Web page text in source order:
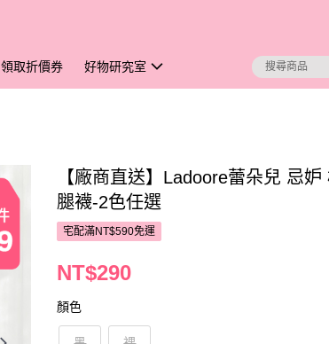
領取折價券 好物研究室
【廠商直送】Ladoore蕾朵兒 忌
腿襪-2色任選
宅配滿NT$590免運
NT$290
顏色